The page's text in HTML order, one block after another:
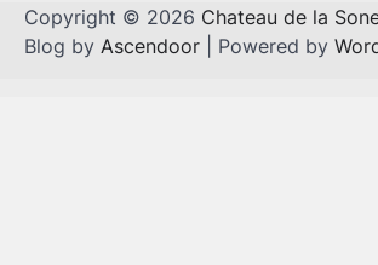
Copyright © 2026 Chateau de la
Blog by Ascendoor | Powered by